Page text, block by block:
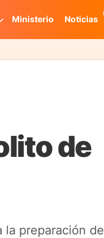
Ministerio Noticias
de
la preparación de